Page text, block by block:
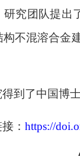
研究团队提出
构不混溶合金
到了中国博
： https://